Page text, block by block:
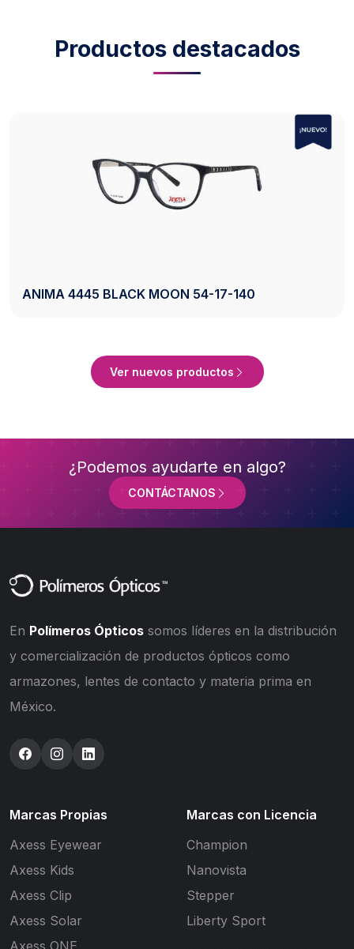
Productos destacados
54-17-140 AXESS 2742 BLACK 50-
Ver nuevos productos
¿Podemos ayudarte en algo?
CONTÁCTANOS
En Polímeros Ópticos somos líderes en la distribución
y comercialización de productos ópticos como
armazones, lentes de contacto y materia prima en
México.
Marcas Propias
Axess Eyewear
Axess Kids
Axess Clip
Axess Solar
Marcas con Licencia
Champion
Nanovista
Stepper
Liberty Sport